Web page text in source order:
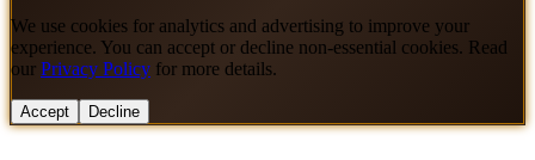
We use cookies for analytics and advertising to improve your
experience. You can accept or decline non-essential cookies. Read
our Privacy Policy for more details.
Accept Decline